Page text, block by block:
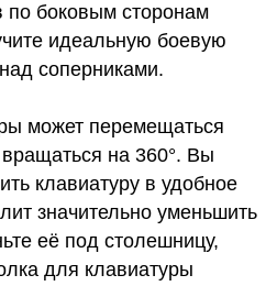
по боковым сторонам
идеальную боевую
соперниками.
может перемещаться
на 360°. Вы
клавиатуру в удобное
значительно уменьшить
её под столешницу,
для клавиатуры